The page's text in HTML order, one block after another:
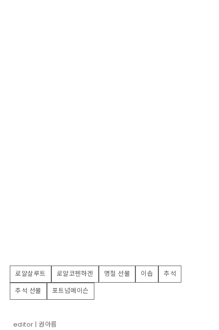
로얄살루트 로얄코펜하겐 명절 선물 이솝
추석
추석 선물
포트넘메이슨
editor | 권아름